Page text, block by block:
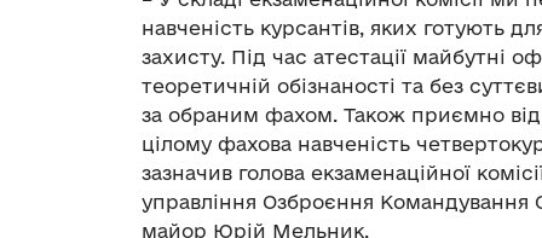
навченість курсантів, яких готують
захисту. Під час атестації майбутні
теоретичній обізнаності та без
за обраним фахом. Також приємно
цілому фахова навченість
зазначив голова екзаменаційної
управління Озброєння Командування
майор Юрій Мельник.